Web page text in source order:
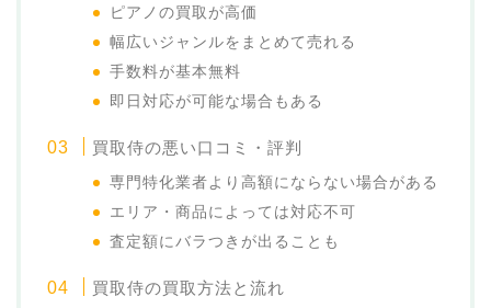
ピアノの買取が高価
幅広いジャンルをまとめて売れる
手数料が基本無料
即日対応が可能な場合もある
買取侍の悪い口コミ・評判
専門特化業者より高額にならない場合がある
エリア・商品によっては対応不可
査定額にバラつきが出ることも
買取侍の買取方法と流れ